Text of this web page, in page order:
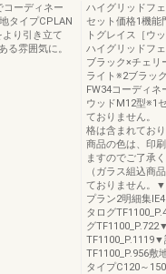
コーディネー
タイプCPLAN
り引き立て
る雰囲気に。
ハイグリッドフ
セット価格1機能
トグレイス［ウ
ハイグリッドフ
ブラック×チェ
ライト※2ブラッ
FW34コーディ
ウッドM12型※1
ておりません。
格は含まれてお
商品の色は、印
ますのでご了承
（ガラス組込商
ておりません。
プラン2明細集
タログ
グ
TF1100_P.956敷
タイプC120～